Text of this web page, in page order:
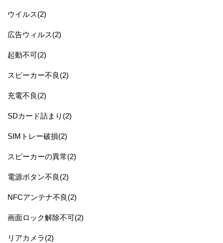
ウイルス(2)
広告ウィルス(2)
起動不可(2)
スピーカー不良(2)
充電不良(2)
SDカード詰まり(2)
SIMトレー破損(2)
スピーカーの異常(2)
電源ボタン不良(2)
NFCアンテナ不良(2)
画面ロック解除不可(2)
リアカメラ(2)